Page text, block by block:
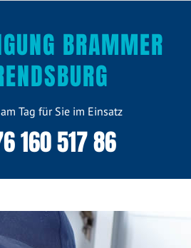
BRAMMER
Tag für Sie im Einsatz
160 517 86